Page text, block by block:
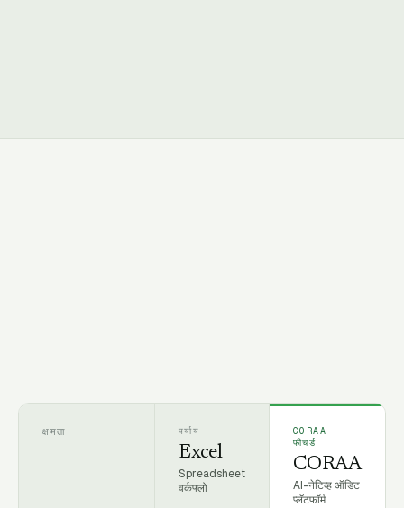
क्षमता पर्याय
Excel
Spreadsheet
वर्कफ्लो
CORAA ·
फीचर्ड
CORAA
AI-नेटिव्ह ऑडिट
प्लॅटफॉर्म